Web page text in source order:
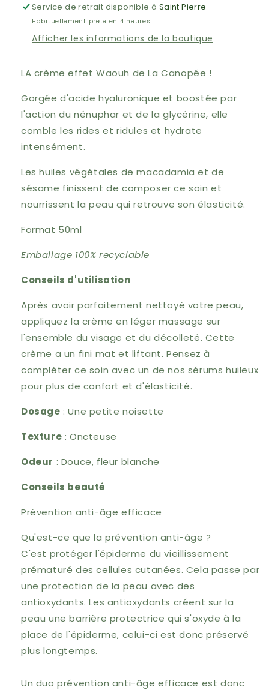
Service de retrait disponible à Saint Pierre
Habituellement prête en 4 heures
Afficher les informations de la boutique
LA crème effet Waouh de La Canopée !
Gorgée d'acide hyaluronique et boostée par
l'action du nénuphar et de la glycérine, elle
comble les rides et ridules et hydrate
intensément.
Les huiles végétales de macadamia et de
sésame finissent de composer ce soin et
nourrissent la peau qui retrouve son élasticité.
Format 50ml
Emballage 100% recyclable
Conseils d'utilisation
Après avoir parfaitement nettoyé votre peau,
appliquez la crème en léger massage sur
l'ensemble du visage et du décolleté. Cette
crème a un fini mat et liftant.Pensez à
compléter ce soin avec un de nos sérums huileux
pour plus de confort et d'élasticité.
Dosage : Une petite noisette
Texture : Oncteuse
Odeur : Douce, fleur blanche
Conseils beauté
Prévention anti-âge efficace
Qu'est-ce que la prévention anti-âge ?
C'est protéger l'épiderme du vieillissement
prématuré des cellules cutanées. Cela passe par
une protection de la peau avec des
antioxydants.Les antioxydants créent sur la
peau une barrière protectrice qui s'oxyde à la
place de l'épiderme, celui-ci est donc préservé
plus longtemps.
Un duo prévention anti-âge efficace est donc